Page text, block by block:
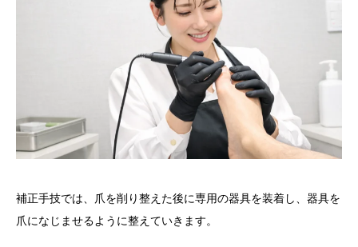
補正手技では、爪を削り整えた後に専用の器具を装着し、器具を
爪になじませるように整えていきます。